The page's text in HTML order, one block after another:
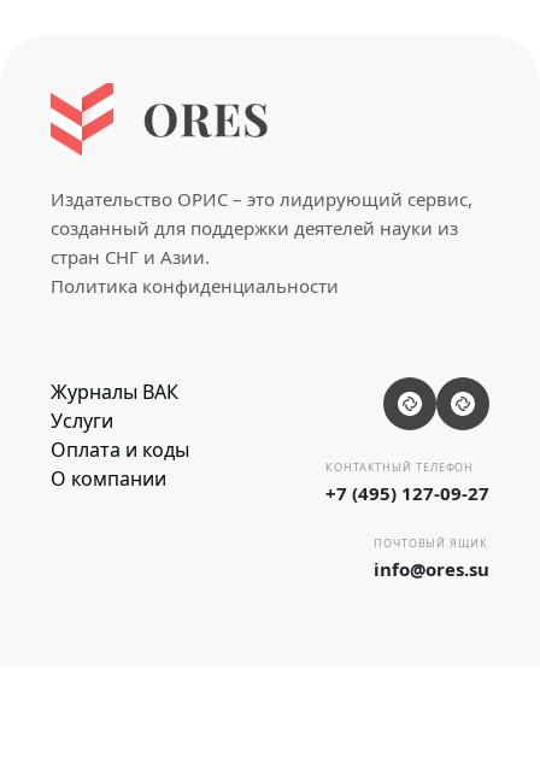
Издательство ОРИС – это лидирующий сервис,
созданный для поддержки деятелей науки из
стран СНГ и Азии.
Политика конфиденциальности
Журналы ВАК
Услуги
Оплата и коды
О компании
КОНТАКТНЫЙ ТЕЛЕФОН
+7 (495) 127-09-27
ПОЧТОВЫЙ ЯЩИК
info@ores.su